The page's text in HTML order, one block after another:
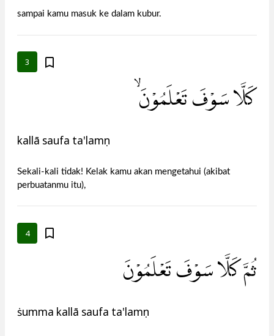
sampai kamu masuk ke dalam kubur.
3
كَلَّا سَوْفَ تَعْلَمُوْنَۙ
kallā saufa ta'lamụn
Sekali-kali tidak! Kelak kamu akan mengetahui (akibat
perbuatanmu itu),
4
ثُمَّ كَلَّا سَوْفَ تَعْلَمُوْنَ
ṡumma kallā saufa ta'lamụn